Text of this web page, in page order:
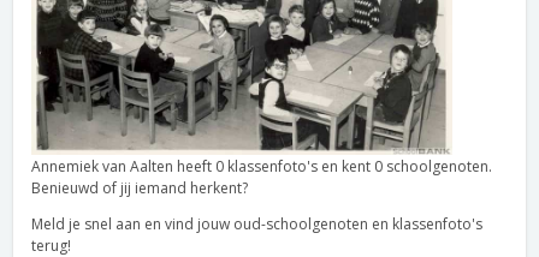
Annemiek van Aalten heeft 0 klassenfoto's en kent 0 schoolgenoten.
Benieuwd of jij iemand herkent?
Meld je snel aan en vind jouw oud-schoolgenoten en klassenfoto's
terug!